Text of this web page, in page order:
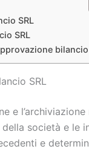
SRL​
SRL​
bilancio
SRL​
e
società e le
e